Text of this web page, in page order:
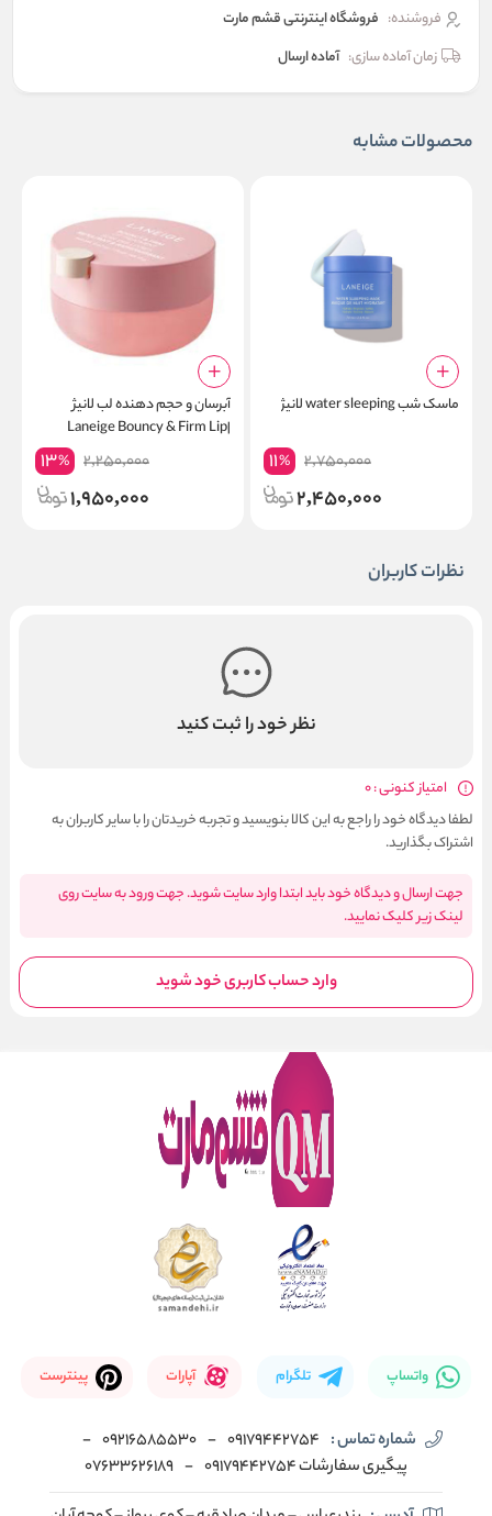
فروشنده: فروشگاه اینترنتی قشم مارت
زمان آماده سازی: آماده ارسال
محصولات مشابه
ماسک شب water sleeping لانیژ
2,750,000
11%
2,450,000
آبرسان و حجم دهنده لب لانیژ
|Laneige Bouncy & Firm Lip
2,250,000
13%
1,950,000
نظرات کاربران
نظر خود را ثبت کنید
امتیاز کنونی : 0
لطفا دیدگاه خود را راجع به این کالا بنویسید و تجربه خریدتان را با سایر کاربران به
اشتراک بگذارید.
جهت ارسال و دیدگاه خود باید ابتدا وارد سایت شوید. جهت ورود به سایت روی
لینک زیر کلیک نمایید.
وارد حساب کاربری خود شوید
واتساپ تلگرام آپارات پینترست
شماره تماس : 09179442754
-
09216585530
-
پیگیری سفارشات 09179442754
-
07633626189